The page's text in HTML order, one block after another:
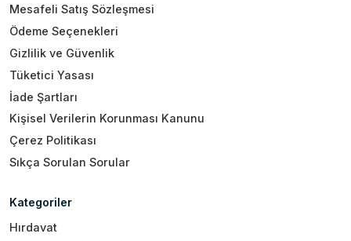
Mesafeli Satış Sözleşmesi
Ödeme Seçenekleri
Gizlilik ve Güvenlik
Tüketici Yasası
İade Şartları
Kişisel Verilerin Korunması Kanunu
Çerez Politikası
Sıkça Sorulan Sorular
Kategoriler
Hırdavat